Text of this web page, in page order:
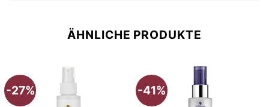
ÄHNLICHE PRODUKTE
-27% -41%